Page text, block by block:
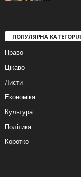
ПОПУЛЯРНА КАТЕГОРІЯ
Право
Цікаво
Листи
Економіка
Культура
Політика
Коротко